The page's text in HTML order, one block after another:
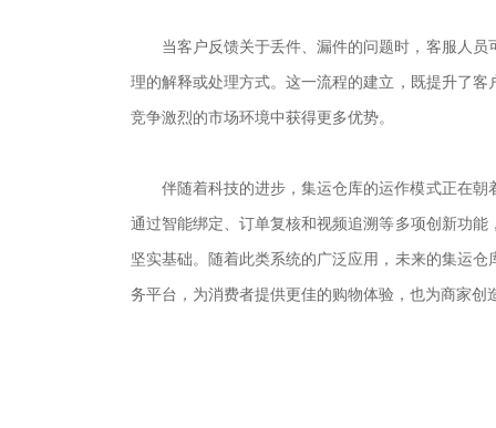
当客户反馈关于丢件、漏件的问题时，客服人
理的解释或处理方式。这一流程的建立，既提升了
竞争激烈的市场环境中获得更多优势。
伴随着科技的进步，集运仓库的运作模式正在
通过智能绑定、订单复核和视频追溯等多项创新功
坚实基础。随着此类系统的广泛应用，未来的集运
务平台，为消费者提供更佳的购物体验，也为商家创